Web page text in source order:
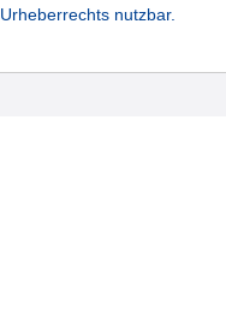
Urheberrechts nutzbar.